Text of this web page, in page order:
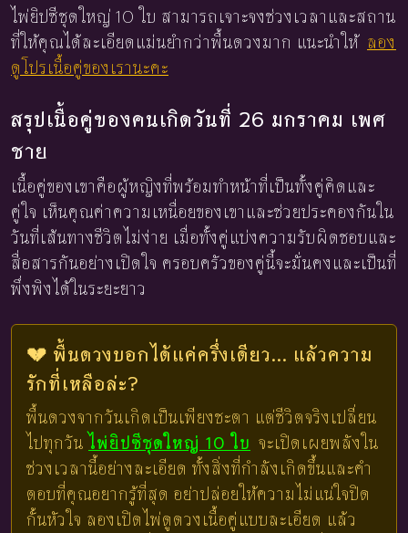
ไพ่ยิปซีชุดใหญ่ 10 ใบ สามารถเจาะจงช่วงเวลาและสถาน
ที่ให้คุณได้ละเอียดแม่นยำกว่าพื้นดวงมาก แนะนำให้ ลอง
ดูโปรเนื้อคู่ของเรานะคะ
สรุปเนื้อคู่ของคนเกิดวันที่ 26 มกราคม เพศ
ชาย
เนื้อคู่ของเขาคือผู้หญิงที่พร้อมทำหน้าที่เป็นทั้งคู่คิดและ
คู่ใจ เห็นคุณค่าความเหนื่อยของเขาและช่วยประคองกันใน
วันที่เส้นทางชีวิตไม่ง่าย เมื่อทั้งคู่แบ่งความรับผิดชอบและ
สื่อสารกันอย่างเปิดใจ ครอบครัวของคู่นี้จะมั่นคงและเป็นที่
พึ่งพิงได้ในระยะยาว
💔 พื้นดวงบอกได้แค่ครึ่งเดียว... แล้วความ
รักที่เหลือล่ะ?
พื้นดวงจากวันเกิดเป็นเพียงชะตา แต่ชีวิตจริงเปลี่ยน
ไปทุกวัน ไพ่ยิปซีชุดใหญ่ 10 ใบ จะเปิดเผยพลังใน
ช่วงเวลานี้อย่างละเอียด ทั้งสิ่งที่กำลังเกิดขึ้นและคำ
ตอบที่คุณอยากรู้ที่สุด อย่าปล่อยให้ความไม่แน่ใจปิด
กั้นหัวใจ ลองเปิดไพ่ดูดวงเนื้อคู่แบบละเอียด แล้ว